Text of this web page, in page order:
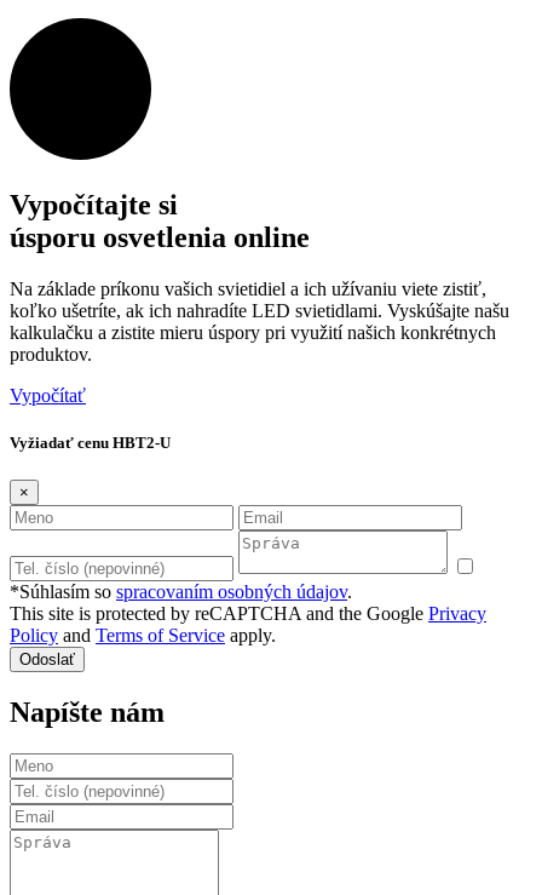
Vypočítajte si
úsporu osvetlenia online
Na základe príkonu vašich svietidiel a ich užívaniu viete zistiť,
koľko ušetríte, ak ich nahradíte LED svietidlami. Vyskúšajte našu
kalkulačku a zistite mieru úspory pri využití našich konkrétnych
produktov.
Vypočítať
Vyžiadať cenu HBT2-U
×
*Súhlasím so spracovaním osobných údajov.
This site is protected by reCAPTCHA and the Google Privacy
Policy and Terms of Service apply.
Odoslať
Napíšte nám